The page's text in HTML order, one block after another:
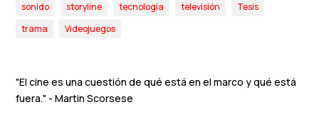
sonido
storyline tecnología televisión
Tesis
trama
Videojuegos
"El cine es una cuestión de qué está en el marco y qué está
fuera." - Martin Scorsese